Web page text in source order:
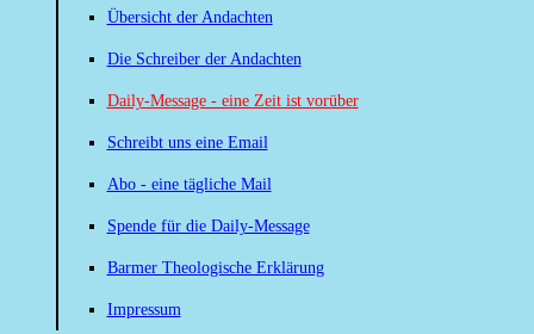
Übersicht der Andachten
Die Schreiber der Andachten
Daily-Message - eine Zeit ist vorüber
Schreibt uns eine Email
Abo - eine tägliche Mail
Spende für die Daily-Message
Barmer Theologische Erklärung
Impressum